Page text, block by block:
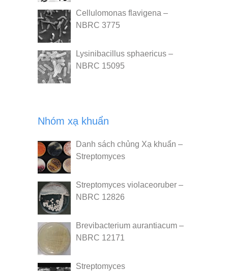
Cellulomonas flavigena –
NBRC 3775
Lysinibacillus sphaericus –
NBRC 15095
Nhóm xạ khuẩn
Danh sách chủng Xạ khuẩn –
Streptomyces
Streptomyces violaceoruber –
NBRC 12826
Brevibacterium aurantiacum –
NBRC 12171
Streptomyces